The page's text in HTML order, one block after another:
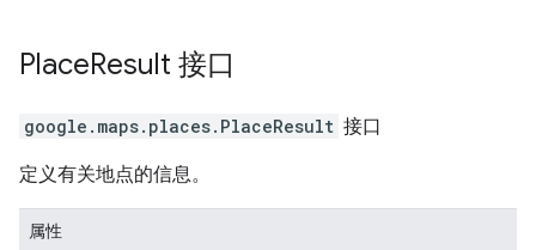
PlaceResult 接口
google.maps.places. PlaceResult 接口
定义有关地点的信息。
属性